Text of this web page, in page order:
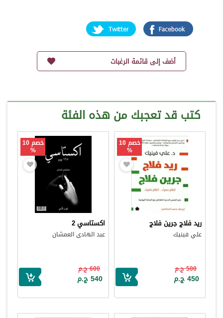
أضف إلى قائمة الرغبات
كتب قد تعجبك من هذه الفئة
خصم 10
%
ريد فلاج جرين فلاج
علي فينيك
500 ج.م
450 ج.م
خصم 10
%
اكستاسي 2
عبد الهادى العمشان
600 ج.م
540 ج.م